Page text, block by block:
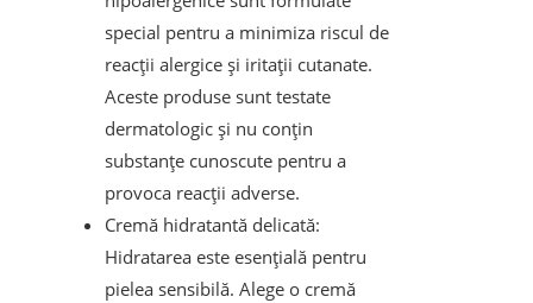
special pentru a minimiza riscul de
reacții alergice și iritații cutanate.
Aceste produse sunt testate
dermatologic și nu conțin
substanțe cunoscute pentru a
provoca reacții adverse.
Cremă hidratantă delicată:
Hidratarea este esențială pentru
pielea sensibilă. Alege o cremă